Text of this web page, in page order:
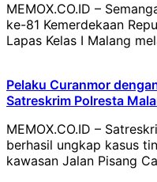
MEMOX.CO.ID –
ke-81 Kemerdekaan
Lapas Kelas I Malang
Pelaku Curanmor
Satreskrim Polresta
MEMOX.CO.ID –
berhasil ungkap kasus
kawasan Jalan Pisang